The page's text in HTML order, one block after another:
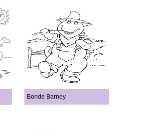
Bonde Barney